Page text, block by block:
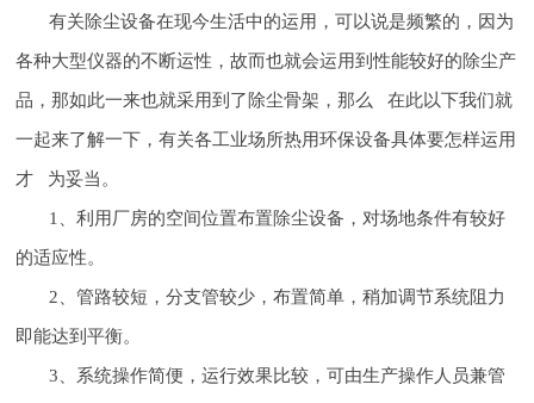
有关除尘设备在现今生活中的运用，可以说是频繁的，因为
各种大型仪器的不断运性，故而也就会运用到性能较好的除尘产
品，那如此一来也就采用到了除尘骨架，那么 在此以下我们就
一起来了解一下，有关各工业场所热用环保设备具体要怎样运用
才 为妥当。
1、利用厂房的空间位置布置除尘设备，对场地条件有较好
的适应性。
2、管路较短，分支管较少，布置简单，稍加调节系统阻力
即能达到平衡。
3、系统操作简便，运行效果比较，可由生产操作人员兼管